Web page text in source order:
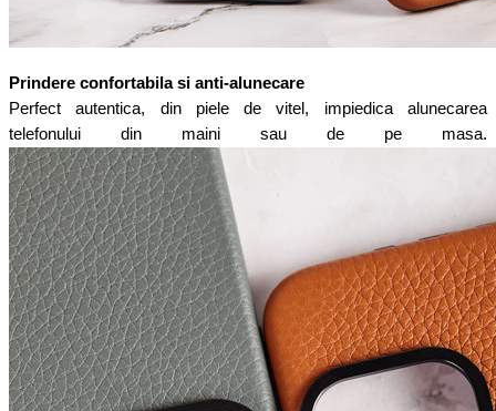
Prindere confortabila si anti-alunecare
Perfect autentica, din piele de vitel, impiedica alunecarea
telefonului din maini sau de pe masa.